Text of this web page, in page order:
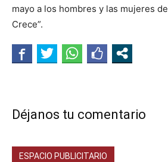
mayo a los hombres y las mujeres
Crece”.
Déjanos tu comentario
ESPACIO PUBLICITARIO